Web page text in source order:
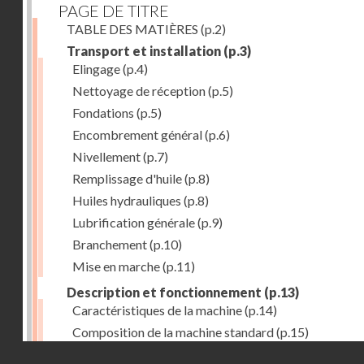
PAGE DE TITRE
TABLE DES MATIÈRES (p.2)
Transport et installation (p.3)
Elingage(p.4)
Nettoyage de réception(p.5)
Fondations (p.5)
Encombrement général(p.6)
Nivellement(p.7)
Remplissage d'huile(p.8)
Huiles hydrauliques (p.8)
Lubrification générale(p.9)
Branchement(p.10)
Mise en marche(p.11)
Description et fonctionnement (p.13)
Caractéristiques de la machine(p.14)
Composition de la machine standard(p.15)